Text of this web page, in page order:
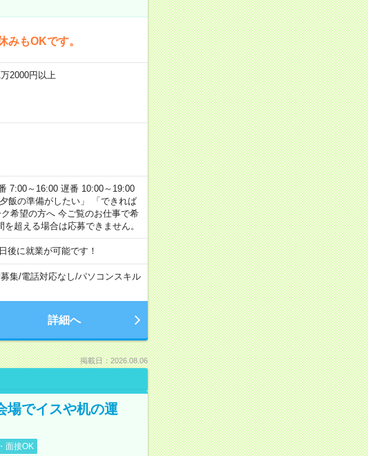
もOKです。
2000円以上
7:00～16:00 遅番 10:00～19:00
飯の準備がしたい」 「できれば
希望の方へ 今ご覧のお仕事で希
超える場合は応募できません。
後に就業が可能です！
集/電話対応なし/パソコンスキル
詳細へ
掲載日：2026.08.06
場でイスや机の運
面接OK